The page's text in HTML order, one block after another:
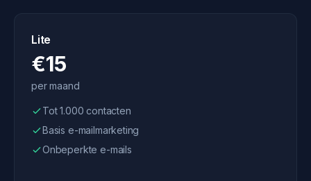
Lite
€15
per maand
Tot 1.000 contacten
Basis e-mailmarketing
Onbeperkte e-mails